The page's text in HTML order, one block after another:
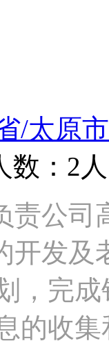
/太原市
数：2人
责公
开发及
，完
的收